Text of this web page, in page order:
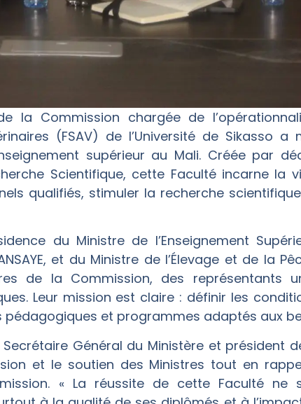
la Commission chargée de
(FSAV) de l’Université de Sikasso
supérieur au Mali. Créée par
Scientifique, cette Faculté incarne la
qualifiés, stimuler la recherche
du Ministre de l’Enseignement
et du Ministre de l’Élevage et de la
de la Commission, des représentants
Leur mission est claire : définir les
et programmes adaptés aux
Général du Ministère et président
et le soutien des Ministres tout en
« La réussite de cette Faculté ne